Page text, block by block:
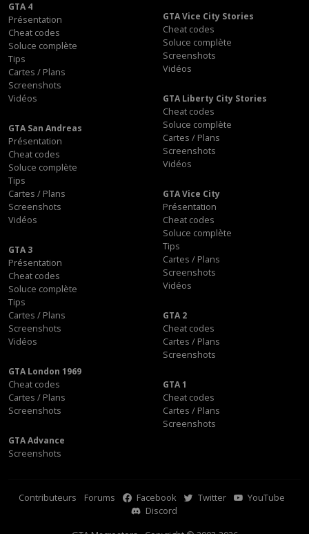
GTA 4
Présentation
Cheat codes
Soluce complète
Tips
Cartes / Plans
Screenshots
Vidéos
GTA Vice City Stories
Cheat codes
Soluce complète
Screenshots
Vidéos
GTA Liberty City Stories
Cheat codes
Soluce complète
Cartes / Plans
Screenshots
Vidéos
GTA San Andreas
Présentation
Cheat codes
Soluce complète
Tips
Cartes / Plans
Screenshots
Vidéos
GTA Vice City
Présentation
Cheat codes
Soluce complète
Tips
Cartes / Plans
Screenshots
Vidéos
GTA 3
Présentation
Cheat codes
Soluce complète
Tips
Cartes / Plans
Screenshots
Vidéos
GTA 2
Cheat codes
Cartes / Plans
Screenshots
GTA London 1969
Cheat codes
Cartes / Plans
Screenshots
GTA 1
Cheat codes
Cartes / Plans
Screenshots
GTA Advance
Screenshots
Contributeurs Forums Facebook Twitter
YouTube
Discord